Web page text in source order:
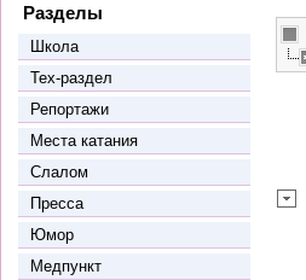
Разделы
Школа
Тех-раздел
Репортажи
Места катания
Слалом
Пресса
Юмор
Медпункт